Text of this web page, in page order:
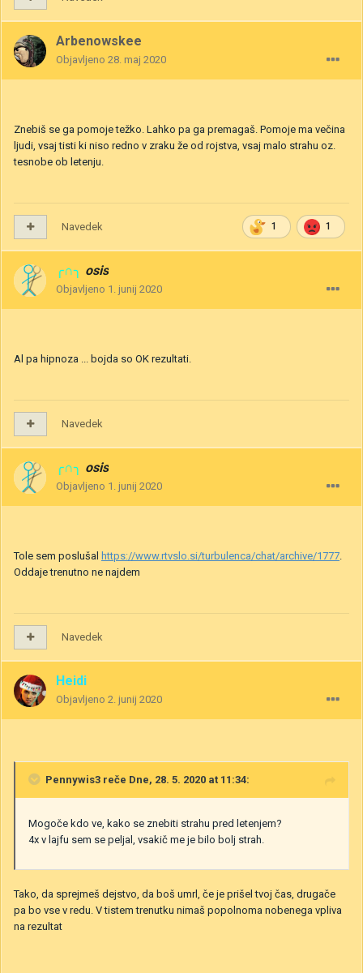
Arbenowskee
Objavljeno 28. maj 2020
Znebiš se ga pomoje težko. Lahko pa ga premagaš. Pomoje ma večina
ljudi, vsaj tisti ki niso redno v zraku že od rojstva, vsaj malo strahu oz.
tesnobe ob letenju.
1 1
Navedek
╭∩╮ osis
Objavljeno 1. junij 2020
Al pa hipnoza ... bojda so OK rezultati.
Navedek
╭∩╮ osis
Objavljeno 1. junij 2020
Tole sem poslušal https://www.rtvslo.si/turbulenca/chat/archive/1777.
Oddaje trenutno ne najdem
Navedek
Heidi
Objavljeno 2. junij 2020
Pennywis3 reče Dne, 28. 5. 2020 at 11:34:
Mogoče kdo ve, kako se znebiti strahu pred letenjem?
4x v lajfu sem se peljal, vsakič me je bilo bolj strah.
Tako, da sprejmeš dejstvo, da boš umrl, če je prišel tvoj čas, drugače
pa bo vse v redu. V tistem trenutku nimaš popolnoma nobenega vpliva
na rezultat